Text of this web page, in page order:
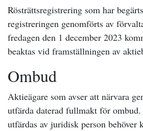
Rösträttsregistrering som har
registreringen genomförts av
fredagen den 1 december 2023
beaktas vid framställningen av
Ombud
Aktieägare som avser att närvara
utfärda daterad fullmakt för
utfärdas av juridisk person behöver